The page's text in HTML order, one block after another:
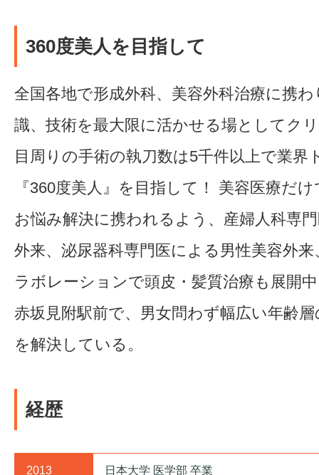
360度美人を目指して
全国各地で形成外科、美容外科治療に携
識、技術を最大限に活かせる場としてク
目周りの手術の執刀数は5千件以上で業界
『360度美人』を目指して！ 美容医療だ
お悩み解決に携われるよう、産婦人科専
外来、泌尿器科専門医による男性美容外
ラボレーションで頭皮・髪質治療も展開
赤坂見附駅前で、男女問わず幅広い年齢
を解決している。
経歴
2013 日本大学 医学部 卒業